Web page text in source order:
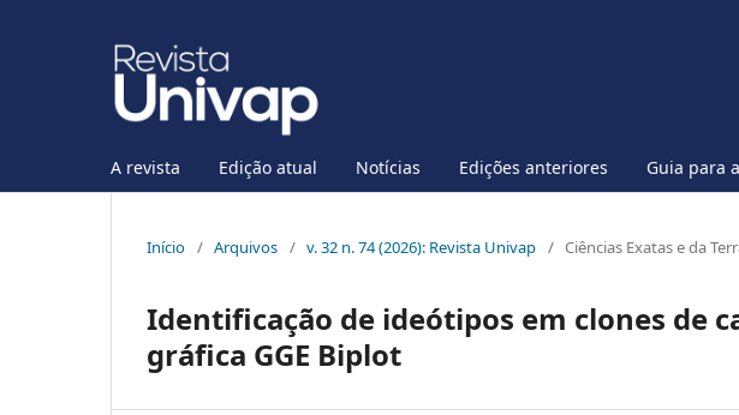
A revista Edição atual Notícias Edições anteriores Guia para
Início / Arquivos / v. 32 n. 74 (2026): Revista Univap / Ciências Exatas e da
Identificação de ideótipos em clones de
gráfica GGE Biplot